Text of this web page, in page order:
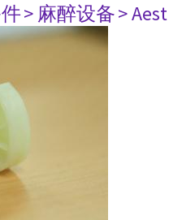
> 麻醉设备>